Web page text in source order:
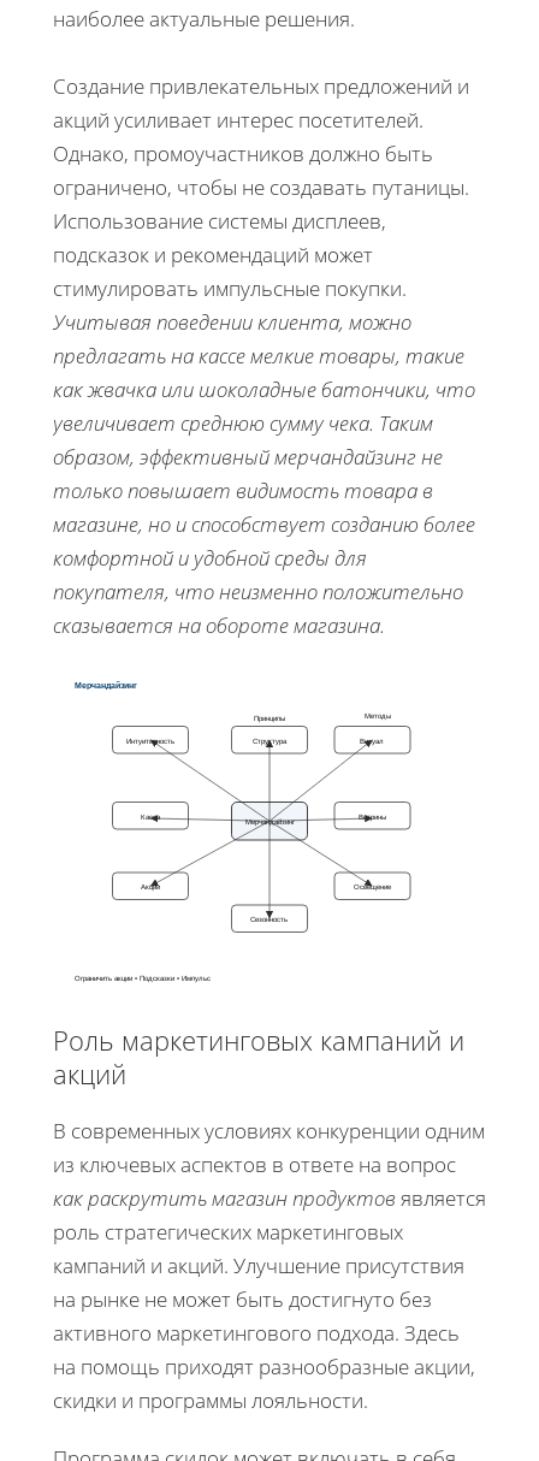
наиболее актуальные решения.
Создание привлекательных предложений и
акций усиливает интерес посетителей.
Однако, промоучастников должно быть
ограничено, чтобы не создавать путаницы.
Использование системы дисплеев,
подсказок и рекомендаций может
стимулировать импульсные покупки.
Учитывая поведении клиента, можно
предлагать на кассе мелкие товары, такие
как жвачка или шоколадные батончики, что
увеличивает среднюю сумму чека. Таким
образом, эффективный мерчандайзинг не
только повышает видимость товара в
магазине, но и способствует созданию более
комфортной и удобной среды для
покупателя, что неизменно положительно
сказывается на обороте магазина.
Мерчандайзинг
Мерчандайзинг
Структура Визуал
Витрины
Освещение
Сезонность
Акции
Касса
Интуитивность
Принципы Методы
Ограничить акции • Подсказки • Импульс
Роль маркетинговых кампаний и
акций
В современных условиях конкуренции одним
из ключевых аспектов в ответе на вопрос
как раскрутить магазин продуктов является
роль стратегических маркетинговых
кампаний и акций. Улучшение присутствия
на рынке не может быть достигнуто без
активного маркетингового подхода. Здесь
на помощь приходят разнообразные акции,
скидки и программы лояльности.